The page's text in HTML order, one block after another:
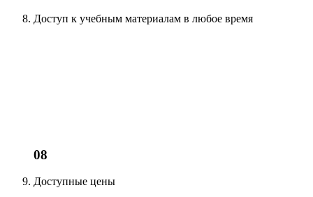
Доступ к учебным материалам в любое время
08
Доступные цены